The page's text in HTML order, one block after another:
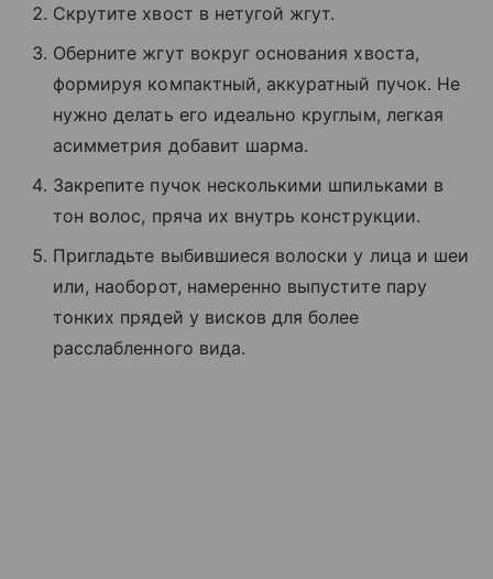
Скрутите хвост в нетугой жгут.
Оберните жгут вокруг основания хвоста,
формируя компактный, аккуратный пучок. Не
нужно делать его идеально круглым, легкая
асимметрия добавит шарма.
Закрепите пучок несколькими шпильками в
тон волос, пряча их внутрь конструкции.
Пригладьте выбившиеся волоски у лица и шеи
или, наоборот, намеренно выпустите пару
тонких прядей у висков для более
расслабленного вида.